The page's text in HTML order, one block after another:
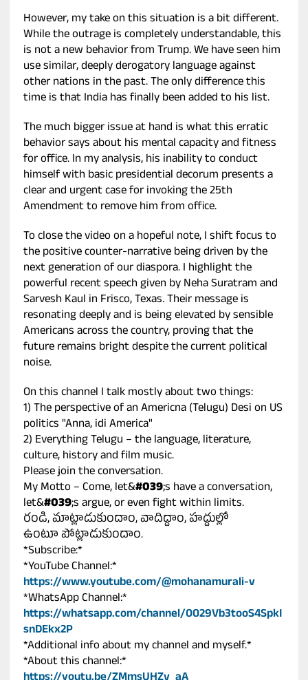
However, my take on this situation is a bit different.
While the outrage is completely understandable, this
is not a new behavior from Trump. We have seen him
use similar, deeply derogatory language against
other nations in the past. The only difference this
time is that India has finally been added to his list.
The much bigger issue at hand is what this erratic
behavior says about his mental capacity and fitness
for office. In my analysis, his inability to conduct
himself with basic presidential decorum presents a
clear and urgent case for invoking the 25th
Amendment to remove him from office.
To close the video on a hopeful note, I shift focus to
the positive counter-narrative being driven by the
next generation of our diaspora. I highlight the
powerful recent speech given by Neha Suratram and
Sarvesh Kaul in Frisco, Texas. Their message is
resonating deeply and is being elevated by sensible
Americans across the country, proving that the
future remains bright despite the current political
noise.
On this channel I talk mostly about two things:
1) The perspective of an Americna (Telugu) Desi on US
politics "Anna, idi America"
2) Everything Telugu – the language, literature,
culture, history and film music.
Please join the conversation.
My Motto – Come, let&#039;s have a conversation,
let&#039;s argue, or even fight within limits.
రండి, మాట్లాడుకుందాం, వాదిద్దాం, హద్దుల్లో
ఉంటూ పోట్లాడుకుందాం.
*Subscribe:*
*YouTube Channel:*
https://www.youtube.com/@mohanamurali-v
*WhatsApp Channel:*
https://whatsapp.com/channel/0029Vb3tooS4SpkI
snDEkx2P
*Additional info about my channel and myself.*
*About this channel:*